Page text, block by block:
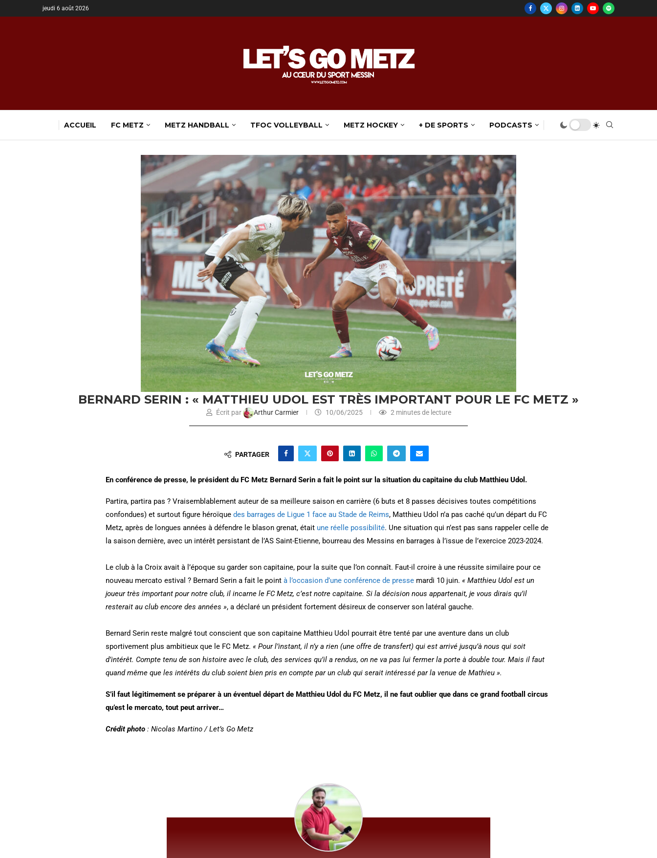
jeudi 6 août 2026
ACCUEIL FC METZ METZ HANDBALL TFOC VOLLEYBALL METZ HOCKEY + DE SPORTS PODCASTS
BERNARD SERIN : « MATTHIEU UDOL EST TRÈS IMPORTANT POUR LE FC METZ »
Écrit par Arthur Carmier 10/06/2025 2 minutes de lecture
PARTAGER
En conférence de presse, le président du FC Metz Bernard Serin a fait le point sur la situation du capitaine du club Matthieu Udol.
Partira, partira pas ? Vraisemblablement auteur de sa meilleure saison en carrière (6 buts et 8 passes décisives toutes compétitions
confondues) et surtout figure héroïque des barrages de Ligue 1 face au Stade de Reims, Matthieu Udol n’a pas caché qu’un départ du FC
Metz, après de longues années à défendre le blason grenat, était une réelle possibilité. Une situation qui n’est pas sans rappeler celle de
la saison dernière, avec un intérêt persistant de l’AS Saint-Etienne, bourreau des Messins en barrages à l’issue de l’exercice 2023-2024.
Le club à la Croix avait à l’époque su garder son capitaine, pour la suite que l’on connaît. Faut-il croire à une réussite similaire pour ce
nouveau mercato estival ? Bernard Serin a fait le point à l’occasion d’une conférence de presse mardi 10 juin. « Matthieu Udol est un
joueur très important pour notre club, il incarne le FC Metz, c’est notre capitaine. Si la décision nous appartenait, je vous dirais qu’il
resterait au club encore des années », a déclaré un président fortement désireux de conserver son latéral gauche.
Bernard Serin reste malgré tout conscient que son capitaine Matthieu Udol pourrait être tenté par une aventure dans un club
sportivement plus ambitieux que le FC Metz. « Pour l’instant, il n’y a rien (une offre de transfert) qui est arrivé jusqu’à nous qui soit
d’intérêt. Compte tenu de son histoire avec le club, des services qu’il a rendus, on ne va pas lui fermer la porte à double tour. Mais il faut
quand même que les intérêts du club soient bien pris en compte par un club qui serait intéressé par la venue de Mathieu ».
S’il faut légitimement se préparer à un éventuel départ de Matthieu Udol du FC Metz, il ne faut oublier que dans ce grand football circus
qu’est le mercato, tout peut arriver…
Crédit photo : Nicolas Martino / Let’s Go Metz